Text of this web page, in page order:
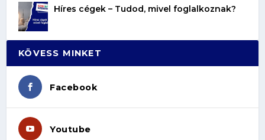
Híres cégek – Tudod, mivel foglalkoznak?
KÖVESS MINKET
Facebook
Youtube